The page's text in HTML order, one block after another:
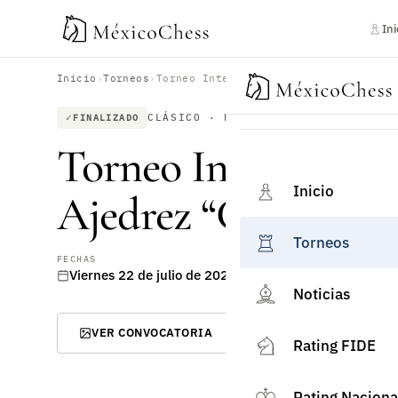
Inicio
Torneos
Noticias
Rating FIDE
Inicio ›Torneos › Torneo Internacional Abierto de
FINALIZADO CLÁSICO · PRESENCIAL
Torneo
Ajedrez “Coatl”
FECHAS
Viernes 22 de julio de 2022 – Domingo 24 de julio de
VER CONVOCATORIA